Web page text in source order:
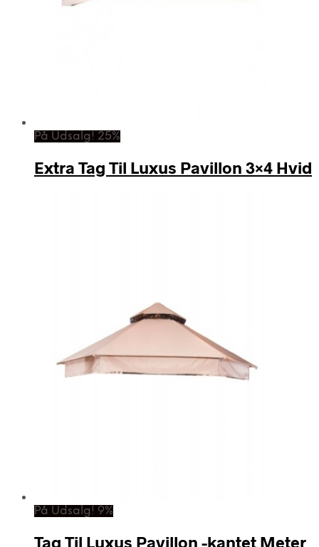
På Udsalg! 25%
Extra Tag Til Luxus Pavillon 3×4 Hvid
På Udsalg! 9%
Tag Til Luxus Pavillon -kantet Meter